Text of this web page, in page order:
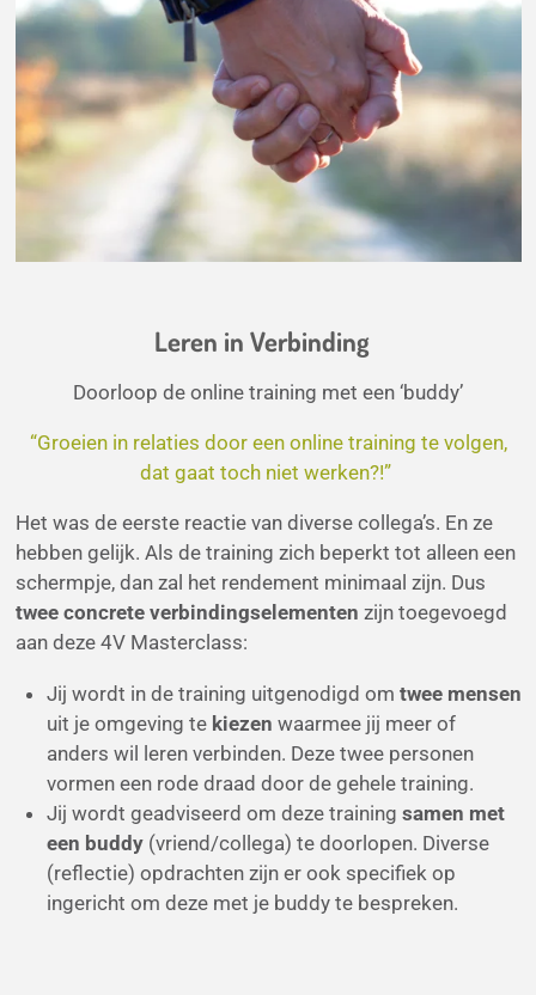
Leren in Verbinding
Doorloop de online training met een ‘buddy’
“Groeien in relaties door een online training te volgen,
dat gaat toch niet werken?!”
Het was de eerste reactie van diverse collega’s. En ze
hebben gelijk. Als de training zich beperkt tot alleen een
schermpje, dan zal het rendement minimaal zijn. Dus
twee concrete verbindingselementen zijn toegevoegd
aan deze 4V Masterclass:
Jij wordt in de training uitgenodigd om twee mensen
uit je omgeving te kiezen waarmee jij meer of
anders wil leren verbinden. Deze twee personen
vormen een rode draad door de gehele training.
Jij wordt geadviseerd om deze training samen met
een buddy (vriend/collega) te doorlopen. Diverse
(reflectie) opdrachten zijn er ook specifiek op
ingericht om deze met je buddy te bespreken.